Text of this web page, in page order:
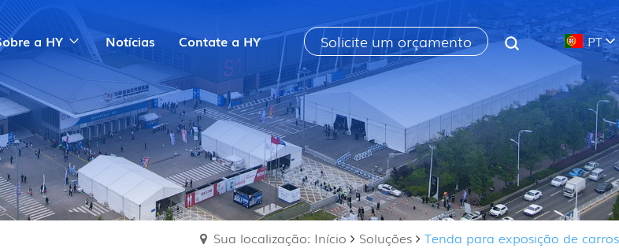
a HY Notícias Contate a HY Solicite um orçamento PT
Sua localização: Início Soluções Tenda para exposição de carros